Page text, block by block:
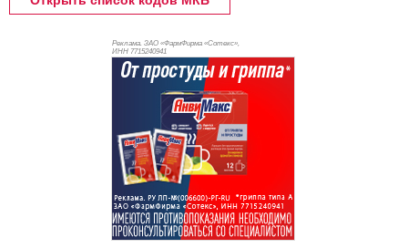
Реклама. ЗАО «ФармФирма «Сотекс»,
ИНН 7715240941